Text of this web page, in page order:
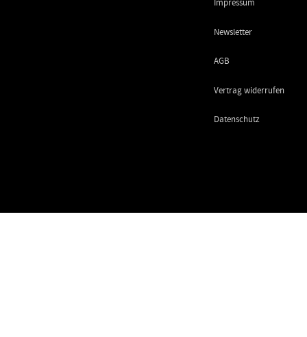
Impressum
Newsletter
AGB
Vertrag widerrufen
Datenschutz